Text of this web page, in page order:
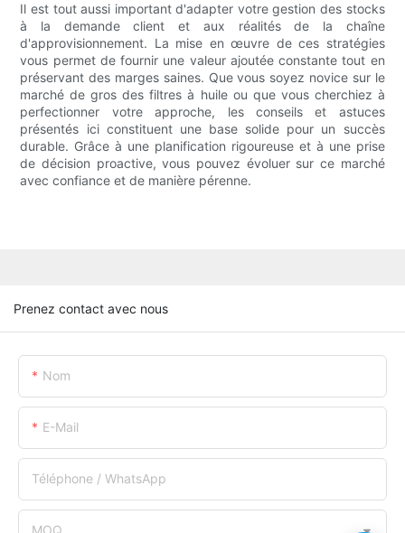
Il est tout aussi important d'adapter votre gestion des stocks
à la demande client et aux réalités de la chaîne
d'approvisionnement. La mise en œuvre de ces stratégies
vous permet de fournir une valeur ajoutée constante tout en
préservant des marges saines. Que vous soyez novice sur le
marché de gros des filtres à huile ou que vous cherchiez à
perfectionner votre approche, les conseils et astuces
présentés ici constituent une base solide pour un succès
durable. Grâce à une planification rigoureuse et à une prise
de décision proactive, vous pouvez évoluer sur ce marché
avec confiance et de manière pérenne.
Prenez contact avec nous
Nom
E-Mail
Téléphone / WhatsApp
MOQ